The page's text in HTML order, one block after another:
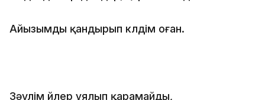
Айызымды қандырып күлдім оған.
Зәулім үйлер ұялып қарамайды,